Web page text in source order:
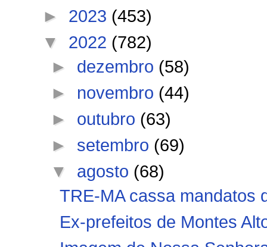
► 2023 (453)
▼ 2022 (782)
► dezembro (58)
► novembro (44)
► outubro (63)
► setembro (69)
▼ agosto (68)
TRE-MA cassa mandatos
Ex-prefeitos de Montes